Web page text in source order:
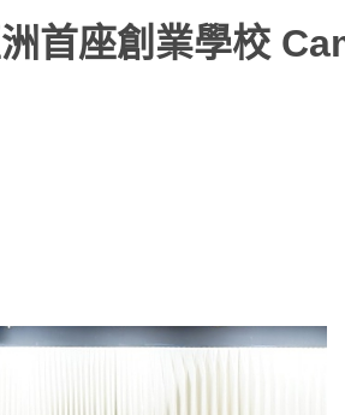
首座創業學校